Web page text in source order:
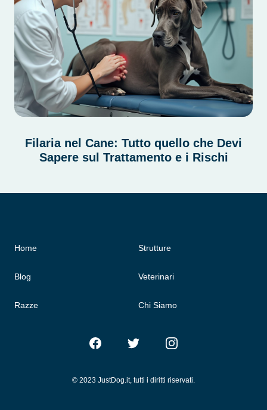
Filaria nel Cane: Tutto quello che Devi
Sapere sul Trattamento e i Rischi
Home
Blog
Razze
Strutture
Veterinari
Chi Siamo
FacebookTwitter Instagram
© 2023 JustDog.it, tutti i diritti riservati.